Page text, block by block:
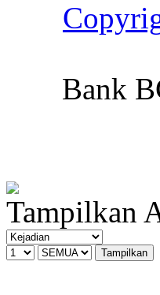
Bank
Tampilkan